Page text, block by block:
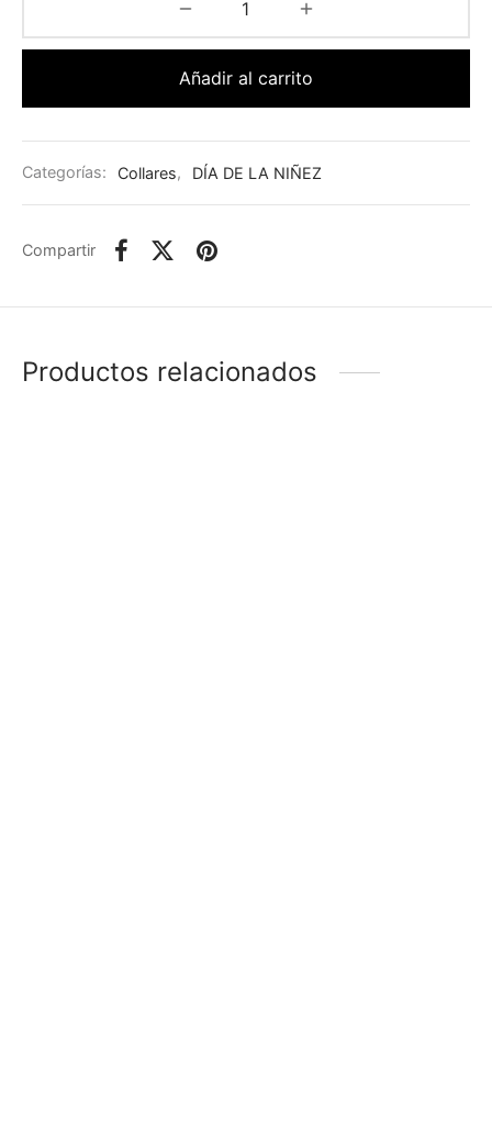
Añadir al carrito
Categorías: Collares, DÍA DE LA NIÑEZ
Compartir
Productos relacionados